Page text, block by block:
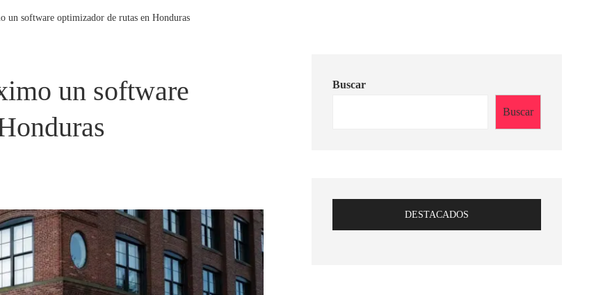
un software optimizador de rutas en Honduras
un software
Buscar
Buscar
DESTACADOS